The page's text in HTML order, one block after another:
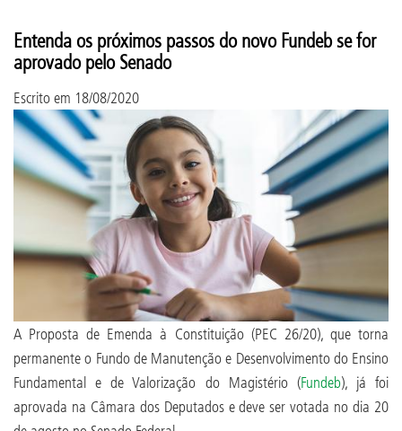
Entenda os próximos passos do novo Fundeb se for
aprovado pelo Senado
Escrito em 18/08/2020
A Proposta de Emenda à Constituição (PEC 26/20), que torna
permanente o Fundo de Manutenção e Desenvolvimento do Ensino
Fundamental e de Valorização do Magistério (Fundeb), já foi
aprovada na Câmara dos Deputados e deve ser votada no dia 20